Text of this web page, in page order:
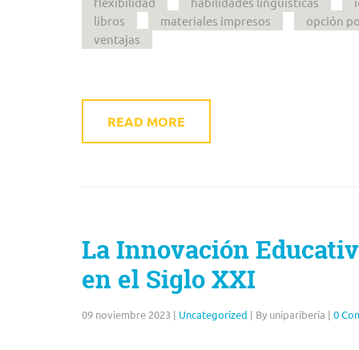
libros
materiales impresos
opción
ventajas
READ MORE
La Innovación
en el Siglo XXI
09 noviembre 2023 | Uncategorized | By unipariberia | 0